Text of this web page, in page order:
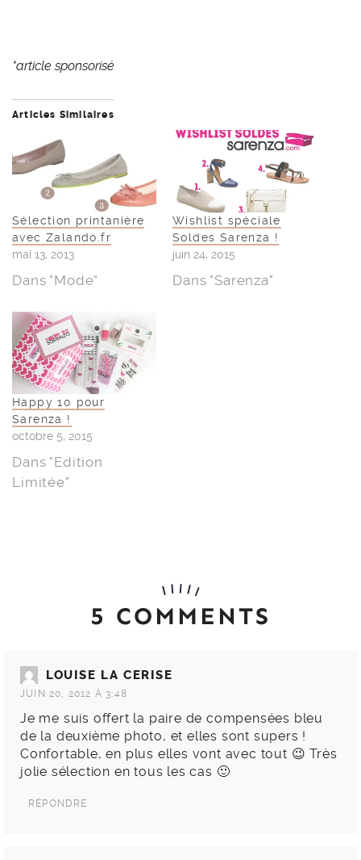
*article sponsorisé
Articles Similaires
Sélection printanière
avec Zalando.fr
mai 13, 2013
Dans "Mode"
Wishlist spéciale
Soldes Sarenza !
juin 24, 2015
Dans "Sarenza"
Happy 10 pour
Sarenza !
octobre 5, 2015
Dans "Edition
Limitée"
5 COMMENTS
LOUISE LA CERISE
JUIN 20, 2012 À 3:48
Je me suis offert la paire de compensées bleu
de la deuxième photo, et elles sont supers !
Confortable, en plus elles vont avec tout 😉 Très
jolie sélection en tous les cas 🙂
RÉPONDRE